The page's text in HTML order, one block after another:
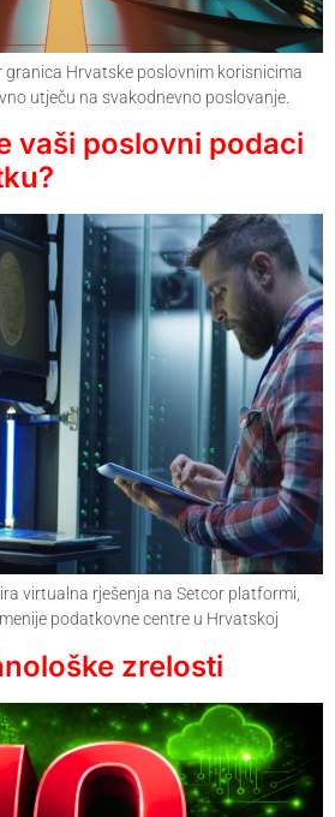
Hrvatske poslovnim korisnicima
utječu na svakodnevno poslovanje.
vaši poslovni podaci
virtualna rješenja na Setcor platformi,
podatkovne centre u Hrvatskoj
zrelosti